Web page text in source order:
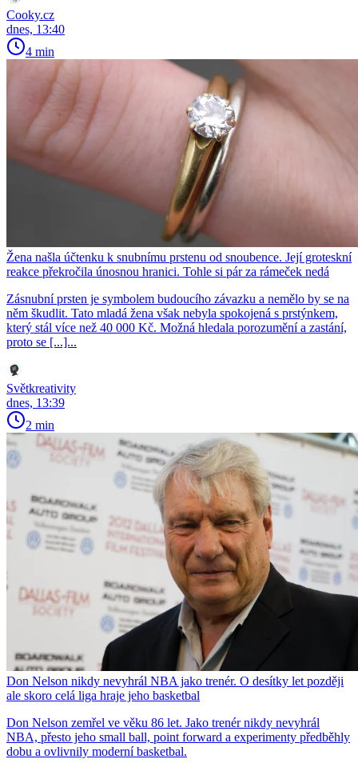
Cooky.cz
dnes, 13:40
4 min
Žena našla účtenku k snubnímu prstenu od snoubence. Její groteskní
reakce překročila únosnou hranici. Tohle si pár za rámeček nedá
Zásnubní prsten je symbolem budoucího závazku a nemělo by se na
něm škudlit. Tato mladá žena však nebyla spokojená s prstýnkem,
který stál více než 40 000 Kč. Možná hledala porozumění a zastání,
proto se [...]...
Světkreativity
dnes, 13:39
2 min
Don Nelson nikdy nevyhrál NBA jako trenér. O desítky let později
ale skoro celá liga hraje jeho basketbal
Don Nelson zemřel ve věku 86 let. Jako trenér nikdy nevyhrál
NBA, přesto jeho small ball, point forward a experimenty předběhly
dobu a ovlivnily moderní basketbal.